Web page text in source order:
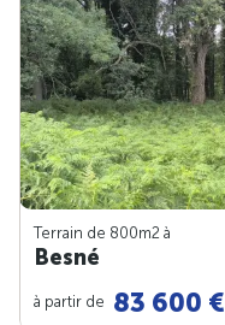
Terrain de 800m2 à
Besné
à partir de 83 600 €